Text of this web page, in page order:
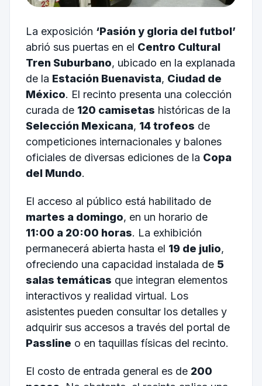
La exposición ‘Pasión y gloria del futbol’
abrió sus puertas en el Centro Cultural
Tren Suburbano, ubicado en la explanada
de la Estación Buenavista, Ciudad de
México. El recinto presenta una colección
curada de 120 camisetas históricas de la
Selección Mexicana, 14 trofeos de
competiciones internacionales y balones
oficiales de diversas ediciones de la Copa
del Mundo.
El acceso al público está habilitado de
martes a domingo, en un horario de
11:00 a 20:00 horas. La exhibición
permanecerá abierta hasta el 19 de julio,
ofreciendo una capacidad instalada de 5
salas temáticas que integran elementos
interactivos y realidad virtual. Los
asistentes pueden consultar los detalles y
adquirir sus accesos a través del portal de
Passline o en taquillas físicas del recinto.
El costo de entrada general es de 200